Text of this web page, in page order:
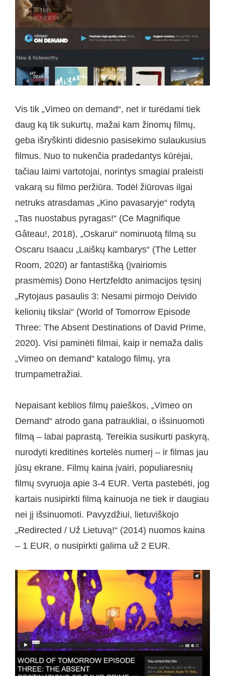
Vis tik „Vimeo on demand“, net ir turėdami tiek
daug ką tik sukurtų, mažai kam žinomų filmų,
geba išryškinti didesnio pasisekimo sulaukusius
filmus. Nuo to nukenčia pradedantys kūrėjai,
tačiau laimi vartotojai, norintys smagiai praleisti
vakarą su filmo peržiūra. Todėl žiūrovas ilgai
netruks atrasdamas „Kino pavasaryje“ rodytą
„Tas nuostabus pyragas!“ (Ce Magnifique
Gâteau!, 2018), „Oskarui“ nominuotą filmą su
Oscaru Isaacu „Laiškų kambarys“ (The Letter
Room, 2020) ar fantastišką (įvairiomis
prasmėmis) Dono Hertzfeldto animacijos tęsinį
„Rytojaus pasaulis 3: Nesami pirmojo Deivido
kelionių tikslai“ (World of Tomorrow Episode
Three: The Absent Destinations of David Prime,
2020). Visi paminėti filmai, kaip ir nemaža dalis
„Vimeo on demand“ katalogo filmų, yra
trumpametražiai.
Nepaisant keblios filmų paieškos, „Vimeo on
Demand“ atrodo gana patraukliai, o išsinuomoti
filmą – labai paprastą. Tereikia susikurti paskyrą,
nurodyti kreditinės kortelės numerį – ir filmas jau
jūsų ekrane. Filmų kaina įvairi, populiaresnių
filmų svyruoja apie 3-4 EUR. Verta pastebėti, jog
kartais nusipirkti filmą kainuoja ne tiek ir daugiau
nei jį išsinuomoti. Pavyzdžiui, lietuviškojo
„Redirected / Už Lietuvą!“ (2014) nuomos kaina
– 1 EUR, o nusipirkti galima už 2 EUR.